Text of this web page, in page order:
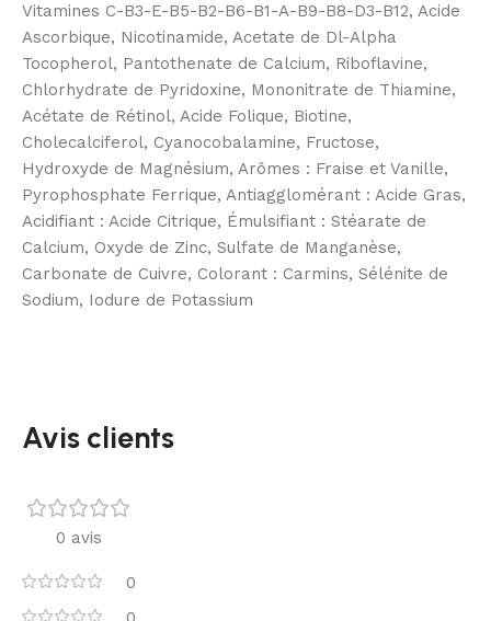
Vitamines C-B3-E-B5-B2-B6-B1-A-B9-B8-D3-B12, Acide
Ascorbique, Nicotinamide, Acetate de Dl-Alpha
Tocopherol, Pantothenate de Calcium, Riboflavine,
Chlorhydrate de Pyridoxine, Mononitrate de Thiamine,
Acétate de Rétinol, Acide Folique, Biotine,
Cholecalciferol, Cyanocobalamine, Fructose,
Hydroxyde de Magnésium, Arômes : Fraise et Vanille,
Pyrophosphate Ferrique, Antiagglomérant : Acide Gras,
Acidifiant : Acide Citrique, Émulsifiant : Stéarate de
Calcium, Oxyde de Zinc, Sulfate de Manganèse,
Carbonate de Cuivre, Colorant : Carmins, Sélénite de
Sodium, Iodure de Potassium
Avis clients
0 avis
0